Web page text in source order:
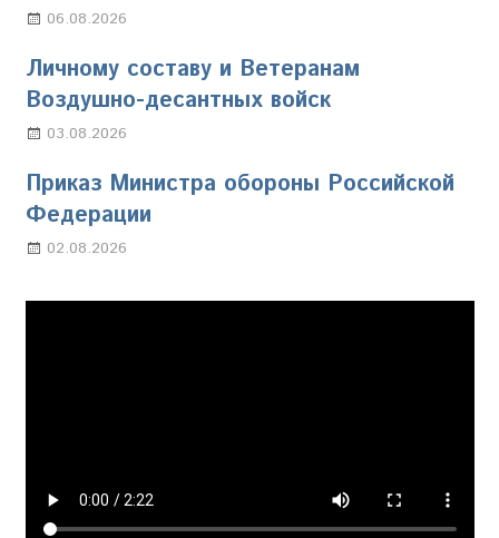
06.08.2026
Личному составу и Ветеранам
Воздушно-десантных войск
03.08.2026
Приказ Министра обороны Российской
Федерации
02.08.2026